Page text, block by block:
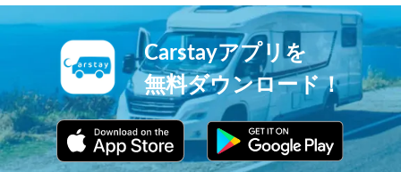
Carstayアプリを
無料ダウンロード！